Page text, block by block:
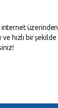
internet üzerinden
hızlı bir şekilde